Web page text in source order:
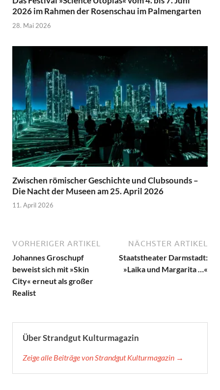
2026 im Rahmen der Rosenschau im Palmengarten
28. Mai 2026
Zwischen römischer Geschichte und Clubsounds –
Die Nacht der Museen am 25. April 2026
11. April 2026
VORHERIGER ARTIKEL
Johannes Groschupf
beweist sich mit »Skin
City« erneut als großer
Realist
NÄCHSTER ARTIKEL
Staatstheater Darmstadt:
»Laika und Margarita …«
Über Strandgut Kulturmagazin
Zeige alle Beiträge von Strandgut Kulturmagazin →